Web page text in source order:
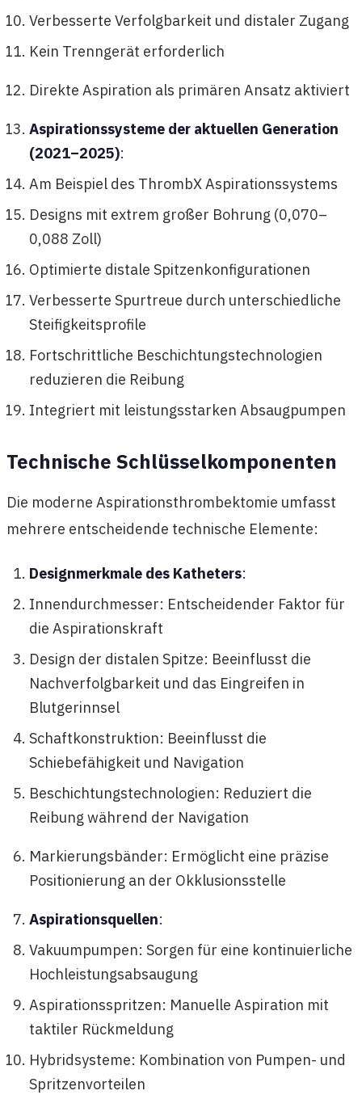
Verbesserte Verfolgbarkeit und distaler Zugang
Kein Trenngerät erforderlich
Direkte Aspiration als primären Ansatz aktiviert
Aspirationssysteme der aktuellen Generation
(2021–2025):
Am Beispiel des ThrombX Aspirationssystems
Designs mit extrem großer Bohrung (0,070–
0,088 Zoll)
Optimierte distale Spitzenkonfigurationen
Verbesserte Spurtreue durch unterschiedliche
Steifigkeitsprofile
Fortschrittliche Beschichtungstechnologien
reduzieren die Reibung
Integriert mit leistungsstarken Absaugpumpen
Technische Schlüsselkomponenten
Die moderne Aspirationsthrombektomie umfasst
mehrere entscheidende technische Elemente:
Designmerkmale des Katheters:
Innendurchmesser: Entscheidender Faktor für
die Aspirationskraft
Design der distalen Spitze: Beeinflusst die
Nachverfolgbarkeit und das Eingreifen in
Blutgerinnsel
Schaftkonstruktion: Beeinflusst die
Schiebefähigkeit und Navigation
Beschichtungstechnologien: Reduziert die
Reibung während der Navigation
Markierungsbänder: Ermöglicht eine präzise
Positionierung an der Okklusionsstelle
Aspirationsquellen:
Vakuumpumpen: Sorgen für eine kontinuierliche
Hochleistungsabsaugung
Aspirationsspritzen: Manuelle Aspiration mit
taktiler Rückmeldung
Hybridsysteme: Kombination von Pumpen- und
Spritzenvorteilen